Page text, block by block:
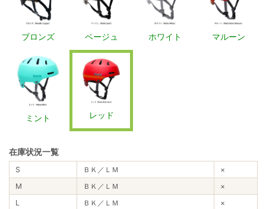
ブロンズ ベージュ ホワイト マルーン
ミント レッド
在庫状況一覧
S ＢＫ／ＬＭ
×
M
ＢＫ／ＬＭ
×
L
ＢＫ／ＬＭ
×